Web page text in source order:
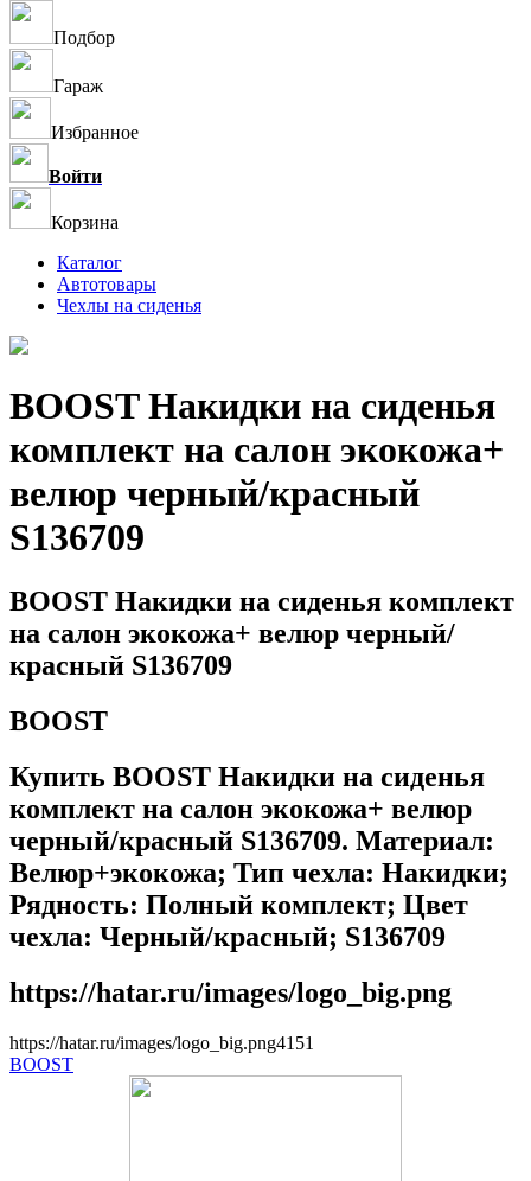
Подбор
Гараж
Избранное
Войти
Корзина
Каталог
Автотовары
Чехлы на сиденья
BOOST Накидки на сиденья
комплект на салон экокожа+
велюр черный/красный
S136709
BOOST Накидки на сиденья комплект
на салон экокожа+ велюр черный/
красный S136709
BOOST
Купить BOOST Накидки на сиденья
комплект на салон экокожа+ велюр
черный/красный S136709. Материал:
Велюр+экокожа; Тип чехла: Накидки;
Рядность: Полный комплект; Цвет
чехла: Черный/красный; S136709
https://hatar.ru/images/logo_big.png
https://hatar.ru/images/logo_big.png41 51
BOOST